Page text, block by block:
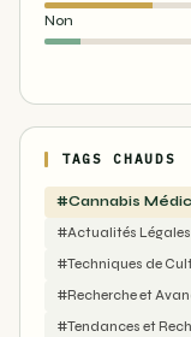
Non
TAGS CHAUDS
#Cannabis
#Actualités
#Techniques de
#Recherche et
#Tendances et